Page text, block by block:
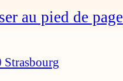
au pied de page